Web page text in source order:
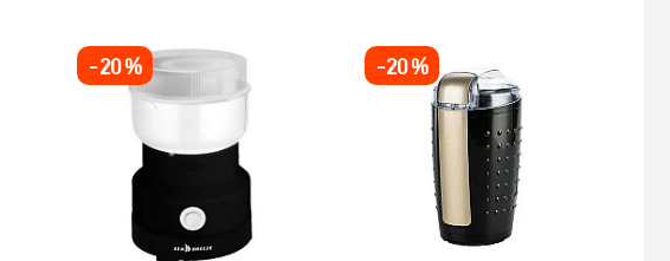
-20% -20%